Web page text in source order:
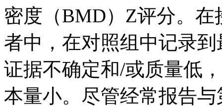
密度（BMD）Z评分。
者中，在对照组中记录
证据不确定和/或质量低
本量小。尽管经常报告